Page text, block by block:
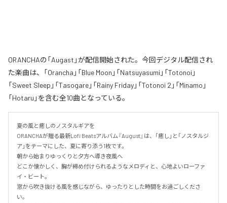
ORANCHAの「Augast」が配信開始された。今回デジタル配信され
た楽曲は、「Orancha」「Blue Moon」「Natsuyasumi」「Totonoi」
「Sweet Sleep」「Tasogare」「Rainy Friday」「Totonoi 2」「Minamo」
「Hotaru」を含む全10曲となっている。
夏の風と癒しのノスタルギアを
ORANCHAが贈る最新Lofi Beatsアルバム『August』は、「癒し」と「ノスタルジ
ア」をテーマにした、夏に寄り添う1枚です。
朝から始まりゆっくりと夕方へ導き夜風へ
どこか懐かしく、胸が締め付けられるようなメロディと、心地よいローファ
イ・ビート。
窓から吹き抜ける風を感じながら、ゆったりとした時間をお過ごしくださ
い。